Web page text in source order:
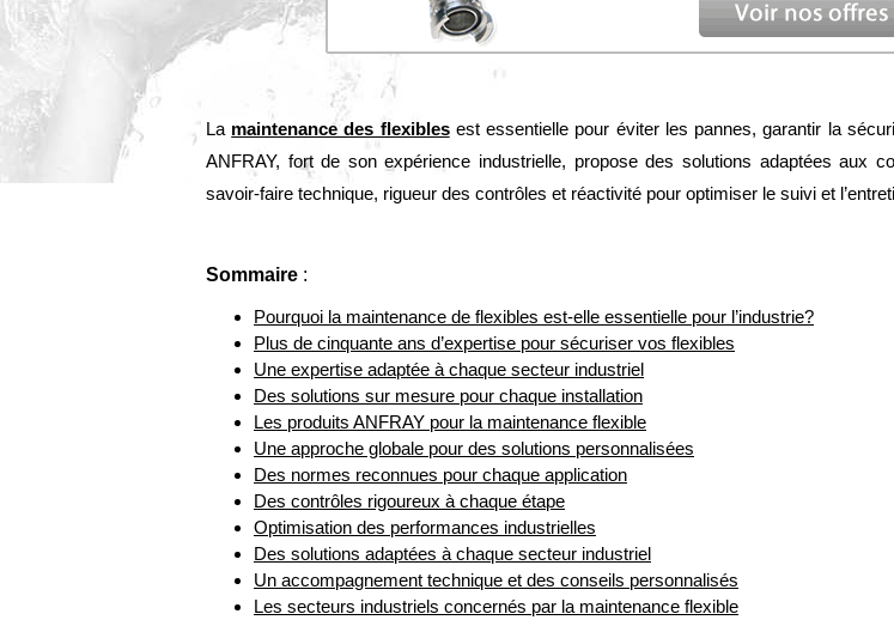
La maintenance des flexiblesest essentielle pour éviter les pannes, garantir la
ANFRAY, fort de son expérience industrielle, propose des solutions adaptées aux
savoir-faire technique, rigueur des contrôles et réactivité pour optimiser le suivi et
Sommaire :
Pourquoi la maintenance de flexibles est-elle essentielle pour l’industrie?
Plus de cinquante ans d’expertise pour sécuriser vos flexibles
Une expertise adaptée à chaque secteur industriel
Des solutions sur mesure pour chaque installation
Les produits ANFRAY pour la maintenance flexible
Une approche globale pour des solutions personnalisées
Des normes reconnues pour chaque application
Des contrôles rigoureux à chaque étape
Optimisation des performances industrielles
Des solutions adaptées à chaque secteur industriel
Un accompagnement technique et des conseils personnalisés
Les secteurs industriels concernés par la maintenance flexible